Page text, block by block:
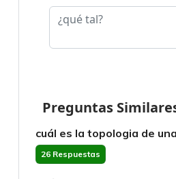
Preguntas
cuál es la topologia de
26 Respuestas